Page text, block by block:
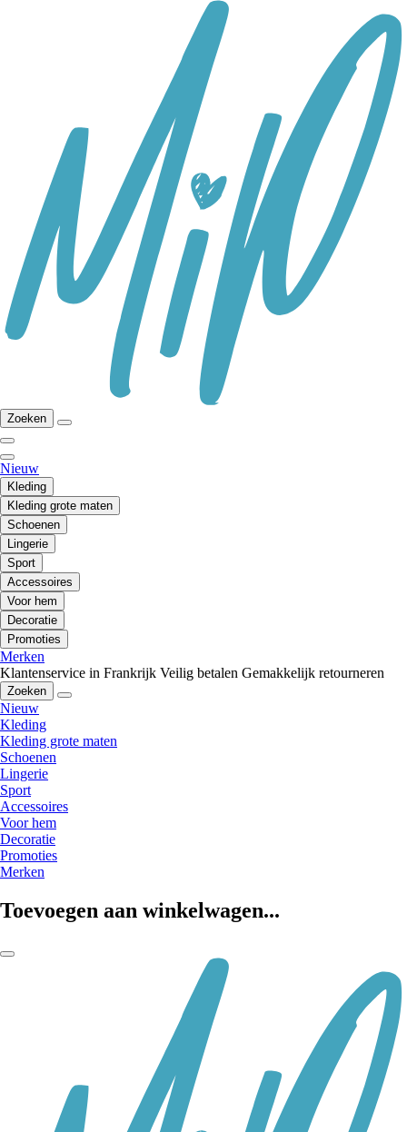
Zoeken
Nieuw
Kleding
Kleding grote maten
Schoenen
Lingerie
Sport
Accessoires
Voor hem
Decoratie
Promoties
Merken
Klantenservice in Frankrijk Veilig betalen Gemakkelijk retourneren
Zoeken
Nieuw
Kleding
Kleding grote maten
Schoenen
Lingerie
Sport
Accessoires
Voor hem
Decoratie
Promoties
Merken
Toevoegen aan winkelwagen...